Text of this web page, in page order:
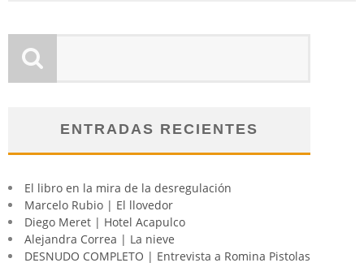
ENTRADAS RECIENTES
El libro en la mira de la desregulación
Marcelo Rubio | El llovedor
Diego Meret | Hotel Acapulco
Alejandra Correa | La nieve
DESNUDO COMPLETO | Entrevista a Romina Pistolas